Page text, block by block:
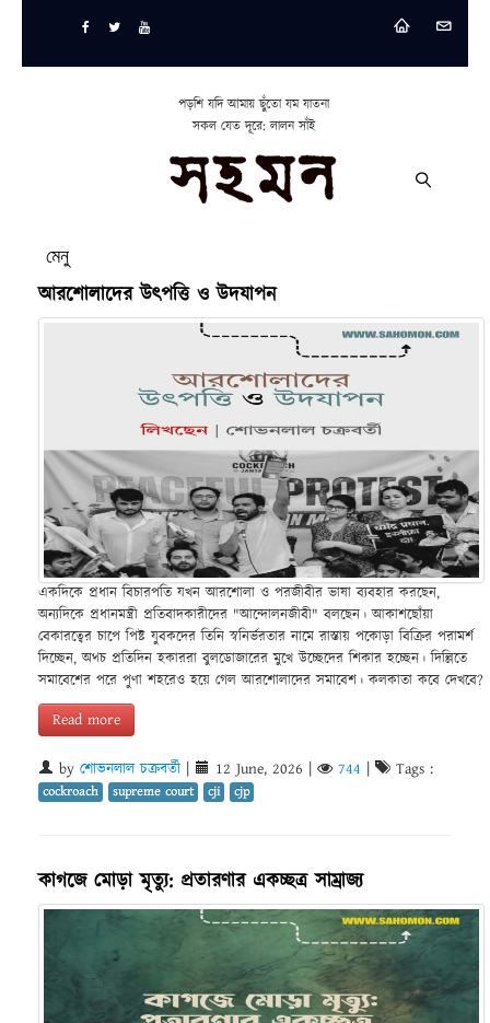
পড়শি যদি আমায় ছুঁতো যম যাতনা
সকল যেত দূরে: লালন সাঁই
মেনু
আরশোলাদের উৎপত্তি ও উদযাপন
একদিকে প্রধান বিচারপতি যখন আরশোলা ও পরজীবীর ভাষা ব্যবহার করছেন,
অন্যদিকে প্রধানমন্ত্রী প্রতিবাদকারীদের "আন্দোলনজীবী" বলছেন। আকাশছোঁয়া
বেকারত্বের চাপে পিষ্ট যুবকদের তিনি স্বনির্ভরতার নামে রাস্তায় পকোড়া বিক্রির পরামর্শ
দিচ্ছেন, অথচ প্রতিদিন হকাররা বুলডোজারের মুখে উচ্ছেদের শিকার হচ্ছেন। দিল্লিতে
সমাবেশের পরে পুণা শহরেও হয়ে গেল আরশোলাদের সমাবেশ। কলকাতা কবে দেখবে?
Read more
by শোভনলাল চক্রবর্তী 12 June, 2026 744 Tags :
cockroach supreme court cji cjp
কাগজে মোড়া মৃত্যু: প্রতারণার একচ্ছত্র সাম্রাজ্য